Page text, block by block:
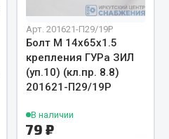
ещёАрт. 201621-П29/19Р
Болт М 14х65х1.5
крепления ГУРа ЗИЛ
(уп.10) (кл.пр. 8.8)
201621-П29/19Р
В наличии
79 ₽